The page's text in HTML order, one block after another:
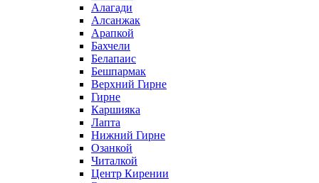
Алагади
Алсанжак
Арапкой
Бахчели
Белапаис
Бешпармак
Верхний Гирне
Гирне
Каршияка
Лапта
Нижний Гирне
Озанкой
Читалкой
Центр Кирении